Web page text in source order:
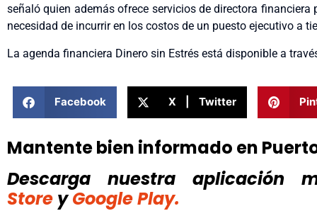
señaló quien además ofrece servicios de directora
necesidad de incurrir en los costos de un puesto ejecutivo a
La agenda financiera Dinero sin Estrés está disponible a
Facebook X | Twitter
Mantente bien informado en
Descarga nuestra aplicación
Store y Google Play.